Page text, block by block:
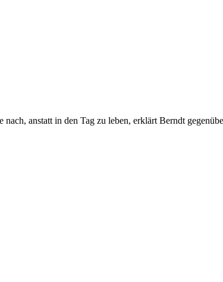
anstatt in den Tag zu leben, erklärt Berndt